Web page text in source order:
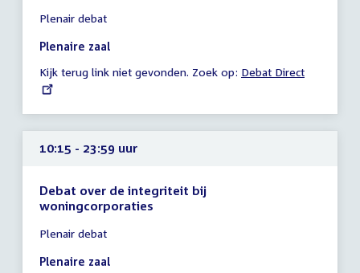
vergadering
10:14
23:59
uur
Plenair debat
Plenaire zaal
Kijk terug link niet gevonden. Zoek op: External
Debat Direct
10:15 - 23:59 uur
Debat over de integriteit bij
woningcorporaties
vergadering
10:15
Plenair debat
Plenaire zaal